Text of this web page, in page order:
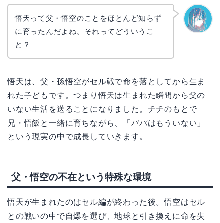
悟天って父・悟空のことをほとんど知らず
に育ったんだよね。それってどういうこ
と？
悟天は、父・孫悟空がセル戦で命を落としてから生ま
れた子どもです。つまり悟天は生まれた瞬間から父の
いない生活を送ることになりました。チチのもとで
兄・悟飯と一緒に育ちながら、「パパはもういない」
という現実の中で成長していきます。
父・悟空の不在という特殊な環境
悟天が生まれたのはセル編が終わった後。悟空はセル
との戦いの中で自爆を選び、地球と引き換えに命を失